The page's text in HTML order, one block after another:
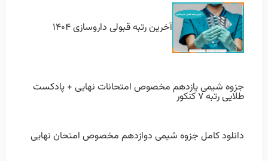
آخرین رتبه قبولی داروسازی ۱۴۰۴
جزوه شیمی یازدهم مخصوص امتحانات نهایی + پادکست
طلایی رتبه ۷ کنکور
دانلود کامل جزوه شیمی دوازدهم مخصوص امتحان نهایی